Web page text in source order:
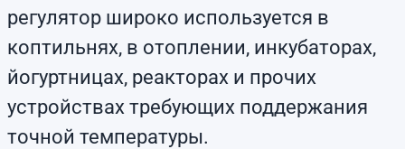
регулятор широко используется в
коптильнях, в отоплении, инкубаторах,
йогуртницах, реакторах и прочих
устройствах требующих поддержания
точной температуры.